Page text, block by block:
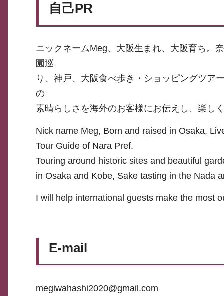
自己PR
ニックネームMeg、大阪生まれ、大阪育ち。
園巡
り、神戸、大阪食べ歩き・ショッピングツア
の
素晴らしさを海外のお客様にお伝えし、楽し
Nick name Meg, Born and raised in Osaka,
Tour Guide of Nara Pref.
Touring around historic sites and beautiful
in Osaka and Kobe, Sake tasting in the Nada
I will help international guests make the most
E-mail
megiwahashi2020@gmail.com